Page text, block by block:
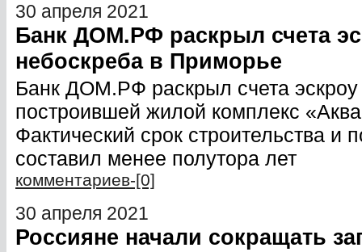
30 апреля 2021
Банк ДОМ.РФ раскрыл счета
небоскреба в Приморье
Банк ДОМ.РФ раскрыл счета
построившей жилой комплекс
Фактический срок строительства и
составил менее полутора лет
комментариев-[0]
30 апреля 2021
Россияне начали сокращать